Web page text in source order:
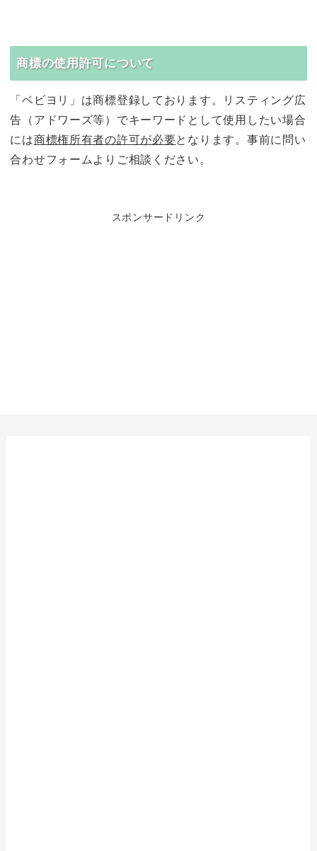
商標の使用許可について
「ベビヨリ」は商標登録しております。リスティング広
告（アドワーズ等）でキーワードとして使用したい場合
には商標権所有者の許可が必要となります。事前に問い
合わせフォームよりご相談ください。
スポンサードリンク